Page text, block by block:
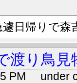
日帰りで森
渡り鳥見
PM under